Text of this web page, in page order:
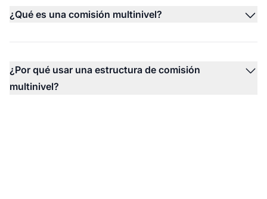
¿Qué es una comisión multinivel?
¿Por qué usar una estructura de comisión
multinivel?